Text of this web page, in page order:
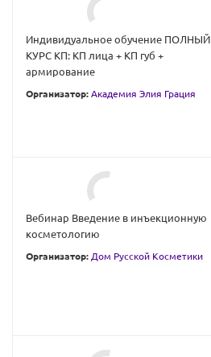
Индивидуальное обучение ПОЛНЫЙ
КУРС КП: КП лица + КП губ +
армирование
Организатор: Академия Элия Грация
Вебинар Введение в инъекционную
косметологию
Организатор: Дом Русской Косметики